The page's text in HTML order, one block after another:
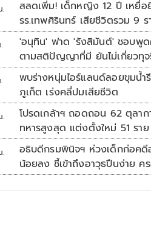
.
สลดเพิ่ม! เด็กหญิง 12 ปี เหยื่อ
รร.เทพศิรินทร์ เสียชีวิตรวม 9 ร
'อนุทิน' ฟาด 'รังสิมันต์' ชอบพูด
ตามสติปัญญาที่มี ยันไม่เกี่ยวทุ
ท้องถิ่น
พบร่างหนุ่มไอร์แลนด์ลอยขุมน้ำ
ภูเก็ต เร่งคลี่ปมเสียชีวิต
.
โปรดเกล้าฯ ถอดถอน 62 ตุลาก
ทหารสูงสุด แต่งตั้งใหม่ 51 ราย
.
อธิบดีกรมพินิจฯ ห่วงเด็กก่อคดี
น้อยลง ชี้เข้าถึงอาวุธปืนง่าย ค
แตกแยกเป็นชนวนสำคัญ